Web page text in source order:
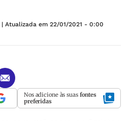
| Atualizada em 22/01/2021 - 0:00
Nos adicione às suas fontes
preferidas